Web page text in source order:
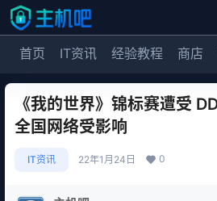
首页 IT资讯 经验教程 商店
《我的世界》锦标赛遭受
全国网络受影响
IT资讯 22年1月24日 0